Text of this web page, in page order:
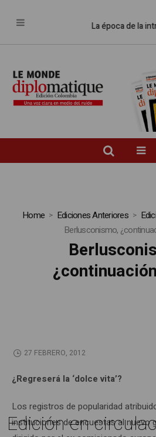
La época de la
Home Ediciones Anteriores
Berlusconismo,
27 FEBRERO, 2012
¿Regreserá la ‘dolce vita’?
Los registros de popularidad
instituciones de encuestas al nuevo
Edición en